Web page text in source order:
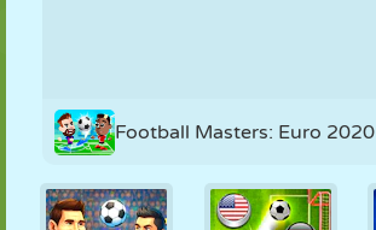
Football Masters: Euro 2020